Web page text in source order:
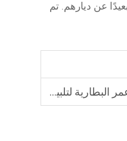
عن ديارهم. تم
أثناء السفر؟